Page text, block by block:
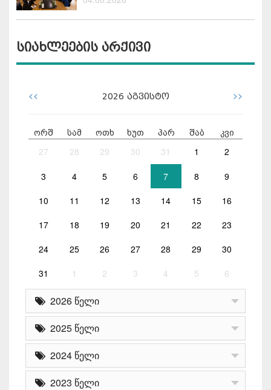
სიახლეების არქივი
<< 2026 აგვისტო >>
ორშ სამ ოთხ ხუთ პარ შაბ კვი
27 28 29 30 31 1 2
3 4 5 6 7 8 9
10 11 12 13 14 15 16
17 18 19 20 21 22 23
24 25 26 27 28 29 30
31 1 2 3 4 5 6
2026 წელი
2025 წელი
2024 წელი
2023 წელი